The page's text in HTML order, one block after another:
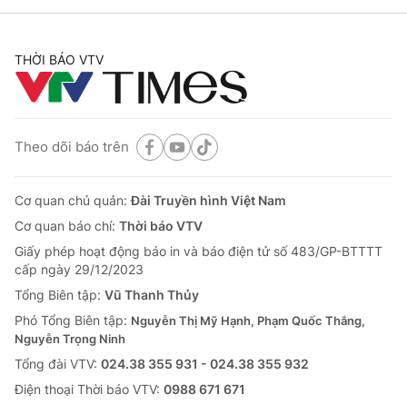
THỜI BÁO VTV
Theo dõi báo trên
Cơ quan chủ quản:Đài Truyền hình Việt Nam
Cơ quan báo chí: Thời báo VTV
Giấy phép hoạt động báo in và báo điện tử số 483/GP-BTTTT
cấp ngày 29/12/2023
Tổng Biên tập: Vũ Thanh Thủy
Phó Tổng Biên tập: Nguyễn Thị Mỹ Hạnh, Phạm Quốc Thắng,
Nguyễn Trọng Ninh
Tổng đài VTV: 024.38 355 931 - 024.38 355 932
Ðiện thoại Thời báo VTV: 0988 671 671